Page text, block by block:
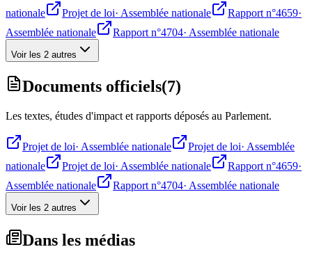
nationale
Projet de loi· Assemblée nationale Rapport n°4659·
Assemblée nationale
Rapport n°4704· Assemblée nationale
Voir les 2 autres
Documents officiels(7)
Les textes, études d'impact et rapports déposés au Parlement.
Projet de loi· Assemblée nationale Projet de loi· Assemblée
nationale
Projet de loi· Assemblée nationale Rapport n°4659·
Assemblée nationale
Rapport n°4704· Assemblée nationale
Voir les 2 autres
Dans les médias